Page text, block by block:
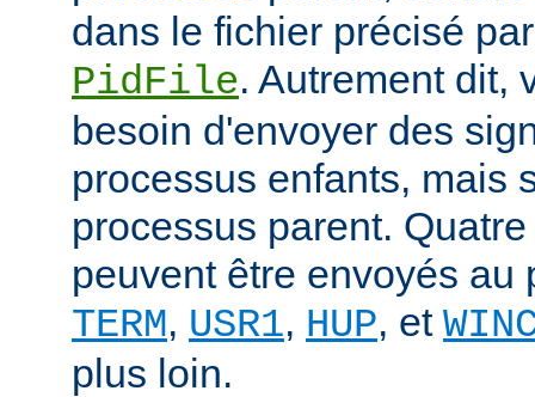
dans le fichier précisé
PidFile. Autrement dit,
besoin d'envoyer des
processus enfants, mais
processus parent.
peuvent être envoyés au
TERM, USR1, HUP, et
plus loin.